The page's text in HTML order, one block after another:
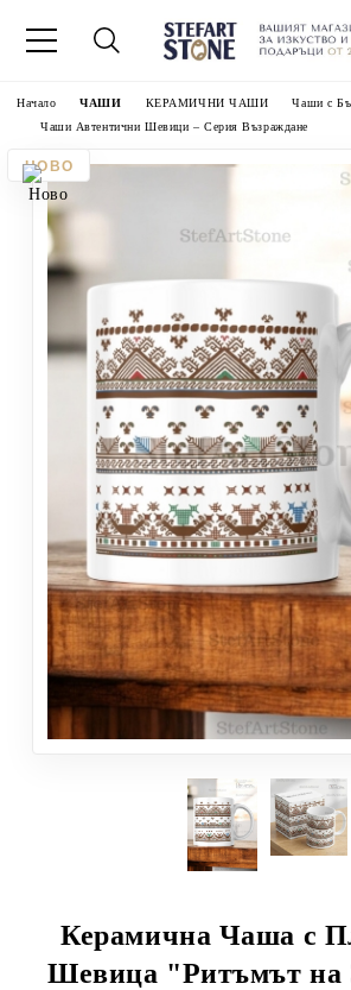
Начало ЧАШИ КЕРАМИЧНИ ЧАШИ
Чаши с
Чаши Автентични Шевици – Серия Възраждане
Керамична Чаша с
Шевица "Ритъмът на